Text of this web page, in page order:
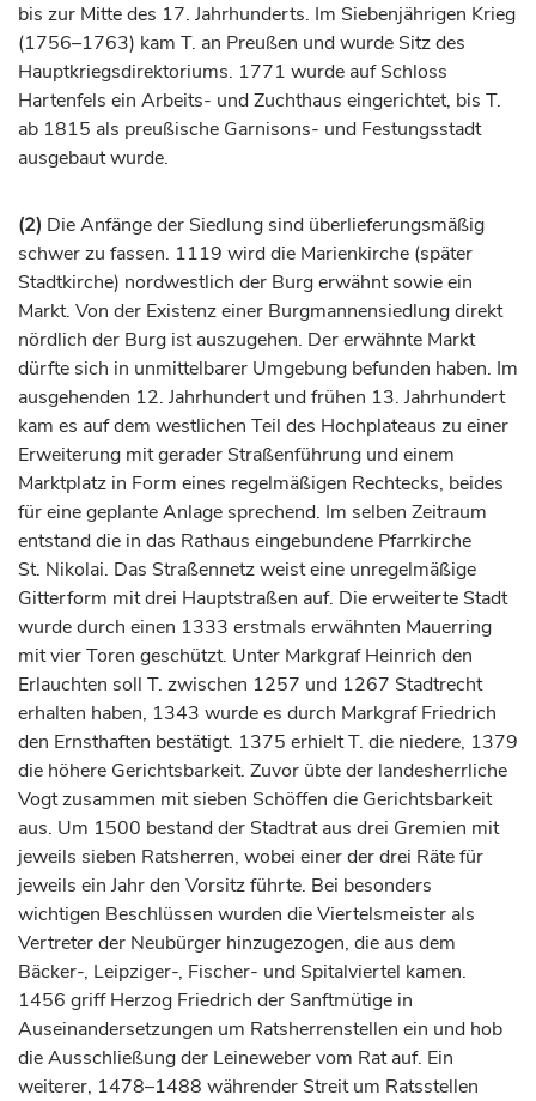
bis zur Mitte des 17. Jahrhunderts. Im Siebenjährigen Krieg
(1756–1763) kam T. an Preußen und wurde Sitz des
Hauptkriegsdirektoriums. 1771 wurde auf Schloss
Hartenfels ein Arbeits- und Zuchthaus eingerichtet, bis T.
ab 1815 als preußische Garnisons- und Festungsstadt
ausgebaut wurde.
(2) Die Anfänge der Siedlung sind überlieferungsmäßig
schwer zu fassen. 1119 wird die Marienkirche (später
Stadtkirche) nordwestlich der Burg erwähnt sowie ein
Markt. Von der Existenz einer Burgmannensiedlung direkt
nördlich der Burg ist auszugehen. Der erwähnte Markt
dürfte sich in unmittelbarer Umgebung befunden haben. Im
ausgehenden 12. Jahrhundertund frühen 13. Jahrhundert
kam es auf dem westlichen Teil des Hochplateaus zu einer
Erweiterung mit gerader Straßenführung und einem
Marktplatz in Form eines regelmäßigen Rechtecks, beides
für eine geplante Anlage sprechend. Im selben Zeitraum
entstand die in das Rathaus eingebundene Pfarrkirche
St. Nikolai. Das Straßennetz weist eine unregelmäßige
Gitterform mit drei Hauptstraßen auf. Die erweiterte Stadt
wurde durch einen 1333 erstmals erwähnten Mauerring
mit vier Toren geschützt. Unter MarkgrafHeinrich den
Erlauchten soll T. zwischen 1257 und 1267 Stadtrecht
erhalten haben, 1343 wurde es durch MarkgrafFriedrich
den Ernsthaften bestätigt. 1375 erhielt T. die niedere, 1379
die höhere Gerichtsbarkeit. Zuvor übte der landesherrliche
Vogt zusammen mit sieben Schöffen die Gerichtsbarkeit
aus. Um 1500 bestand der Stadtrat aus drei Gremien mit
jeweils sieben Ratsherren, wobei einer der drei Räte für
jeweils ein Jahr den Vorsitz führte. Bei besonders
wichtigen Beschlüssen wurden die Viertelsmeister als
Vertreter der Neubürger hinzugezogen, die aus dem
Bäcker-, Leipziger-, Fischer- und Spitalviertel kamen.
1456 griffHerzog Friedrich der Sanftmütige in
Auseinandersetzungen um Ratsherrenstellen ein und hob
die Ausschließung der Leineweber vom Rat auf. Ein
weiterer, 1478–1488 währender Streit um Ratsstellen